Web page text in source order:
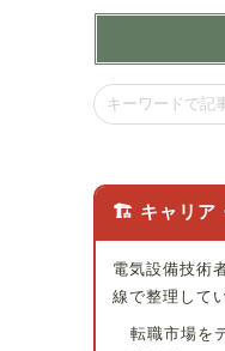
🏗 キャリア
電気設備技術
線で整理して
転職市場を